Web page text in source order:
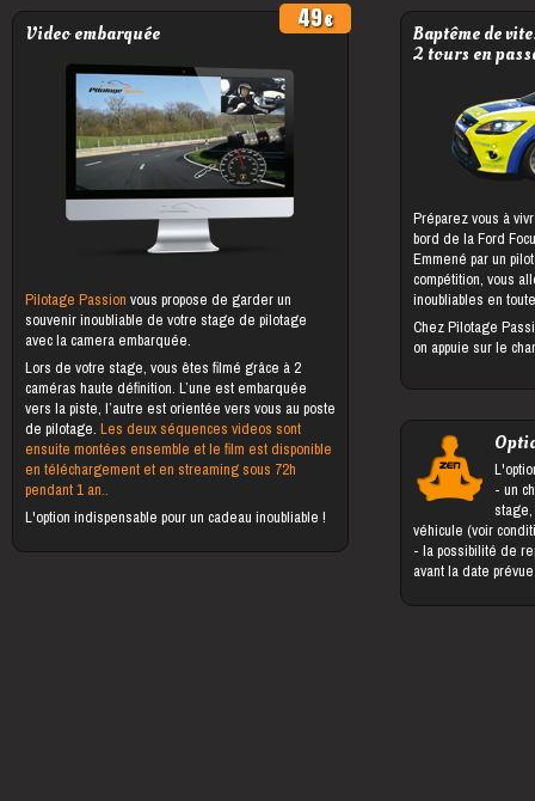
Video embarquée
49
Pilotage Passionvous propose de garder un
souvenir inoubliable de votre stage de pilotage
avec la camera embarquée.
Lors de votre stage, vous êtes filmé grâce à 2
caméras haute définition. L’une est embarquée
vers la piste, l’autre est orientée vers vous au poste
de pilotage.Les deux séquences videos sont
ensuite montées ensemble et le film est disponible
en téléchargement et en streaming sous 72h
pendant 1 an..
L'option indispensable pour un cadeau inoubliable !
Baptême de
2 tours en
Préparez vous à
bord de la Ford
Emmené par un
compétition, vous
inoubliables en
Chez Pilotage
on appuie sur le
- un changement du bénéficiaire du
véhicule (voir
- la possibilité de reporter le stage jusqu'à 5 jours
avant la date